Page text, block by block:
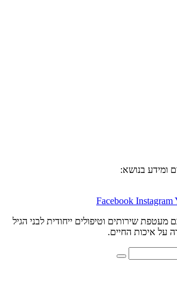
Facebook
וטיפולים ייחודית לבני הגיל